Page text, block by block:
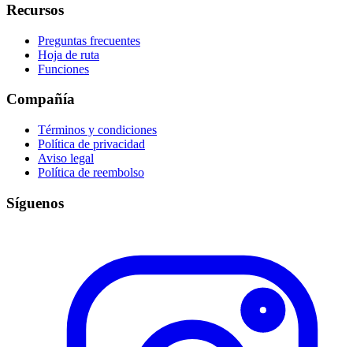
Recursos
Preguntas frecuentes
Hoja de ruta
Funciones
Compañía
Términos y condiciones
Política de privacidad
Aviso legal
Política de reembolso
Síguenos